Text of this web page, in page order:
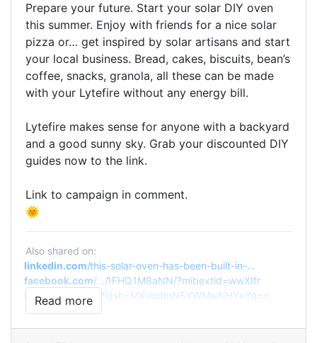
Prepare your future. Start your solar DIY oven
this summer. Enjoy with friends for a nice solar
pizza or… get inspired by solar artisans and start
your local business. Bread, cakes, biscuits, bean’s
coffee, snacks, granola, all these can be made
with your Lytefire without any energy bill.
Lytefire makes sense for anyone with a backyard
and a good sunny sky. Grab your discounted DIY
guides now to the link.
Link to campaign in comment.
🌞
Also shared on:
linkedin.com/this-solar-oven-has-been-built-in-
facebook.com/ 1FHQ1M8aNN/?mibextid=wwXIfr
instagram.com ?igsh=MXVqdmN5YWMwNHYxYg==
Read more